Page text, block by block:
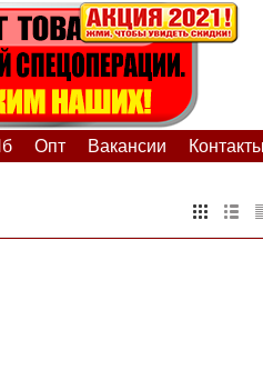
Опт Вакансии Контакты